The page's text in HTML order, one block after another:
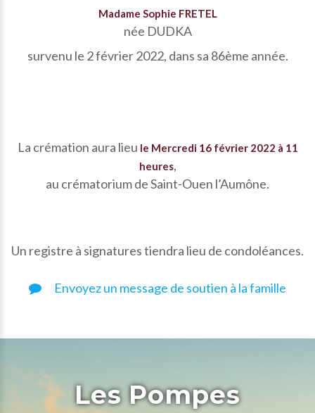
Madame Sophie FRETEL
née DUDKA
survenu le 2 février 2022, dans sa 86ème année.
La crémation aura lieu le Mercredi 16 février 2022 à 11
heures,
au crématorium de Saint-Ouen l’Aumône.
Un registre à signatures tiendra lieu de condoléances.
Envoyez un message de soutien à la famille
Les Pompes